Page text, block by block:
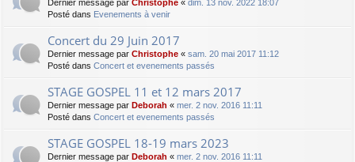
Dernier message par Christophe « dim. 13 nov. 2022 18:07
Posté dans Evenements à venir
Concert du 29 Juin 2017
Dernier message par Christophe « sam. 20 mai 2017 11:12
Posté dans Concert et evenements passés
STAGE GOSPEL 11 et 12 mars 2017
Dernier message par Deborah « mer. 2 nov. 2016 11:11
Posté dans Concert et evenements passés
STAGE GOSPEL 18-19 mars 2023
Dernier message par Deborah « mer. 2 nov. 2016 11:11